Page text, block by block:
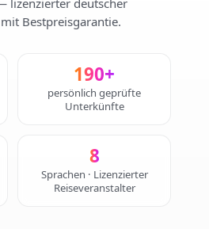
lizenzierter deutscher
Bestpreisgarantie.
190+
persönlich geprüfte
Unterkünfte
8
Sprachen · Lizenzierter
Reiseveranstalter